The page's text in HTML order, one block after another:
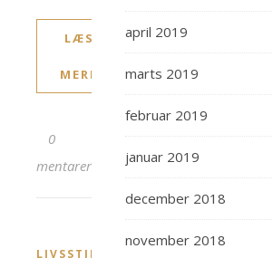
LÆS
MERE
0
kommentarer
LIVSSTIL
april 2019
marts 2019
februar 2019
januar 2019
december 2018
november 2018